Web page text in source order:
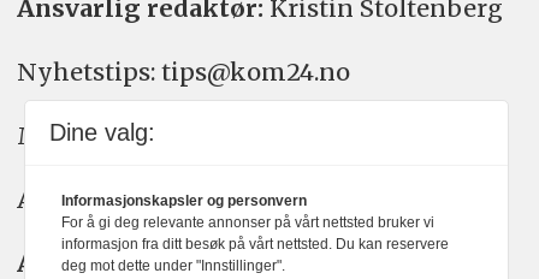
Ansvarlig redaktør: Kristin Stoltenberg
Nyhetstips: tips@kom24.no
Meninger: meninger@kom24.no
Annonse: annonse@watchmedia.no
Abonnement:kom24@watchmedia.no
Dine valg:
Informasjonskapsler og personvern
For å gi deg relevante annonser på vårt nettsted bruker vi
informasjon fra ditt besøk på vårt nettsted. Du kan reservere
deg mot dette under "Innstillinger".